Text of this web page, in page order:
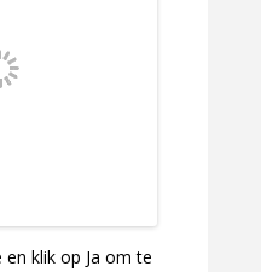
klik op Ja om te